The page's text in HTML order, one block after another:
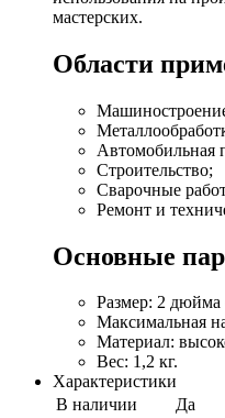
мастерских.
Области
Автомобильная
Строительство;
Сварочные
Ремонт и
Основные
Размер: 2 дюйма
Максимальная
Материал:
Вес: 1,2 кг.
Характеристики
В наличии
Да